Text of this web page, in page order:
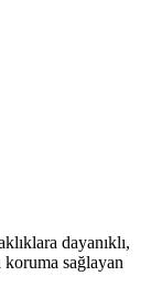
dayanıklı,
koruma sağlayan